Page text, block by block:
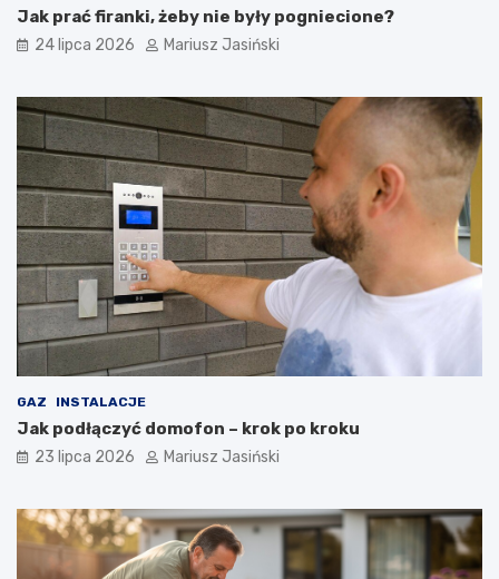
Jak prać firanki, żeby nie były pogniecione?
24 lipca 2026 Mariusz Jasiński
GAZ INSTALACJE
Jak podłączyć domofon – krok po kroku
23 lipca 2026 Mariusz Jasiński